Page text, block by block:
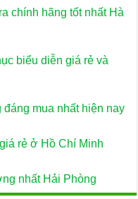
chính hãng tốt nhất Hà
biểu diễn giá rẻ và
mua nhất hiện nay
rẻ ở Hồ Chí Minh
nhất Hải Phòng